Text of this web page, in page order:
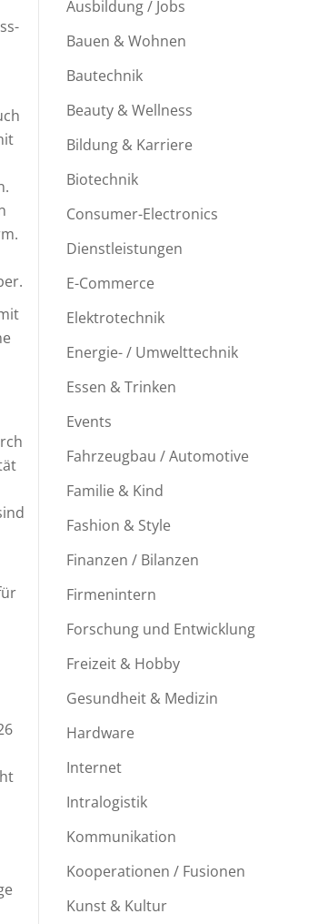
Ausbildung / Jobs
Bauen & Wohnen
Bautechnik
Beauty & Wellness
Bildung & Karriere
Biotechnik
Consumer-Electronics
Dienstleistungen
E-Commerce
Elektrotechnik
Energie- / Umwelttechnik
Essen & Trinken
Events
Fahrzeugbau / Automotive
Familie & Kind
Fashion & Style
Finanzen / Bilanzen
Firmenintern
Forschung und Entwicklung
Freizeit & Hobby
Gesundheit & Medizin
Hardware
Internet
Intralogistik
Kommunikation
Kooperationen / Fusionen
Kunst & Kultur